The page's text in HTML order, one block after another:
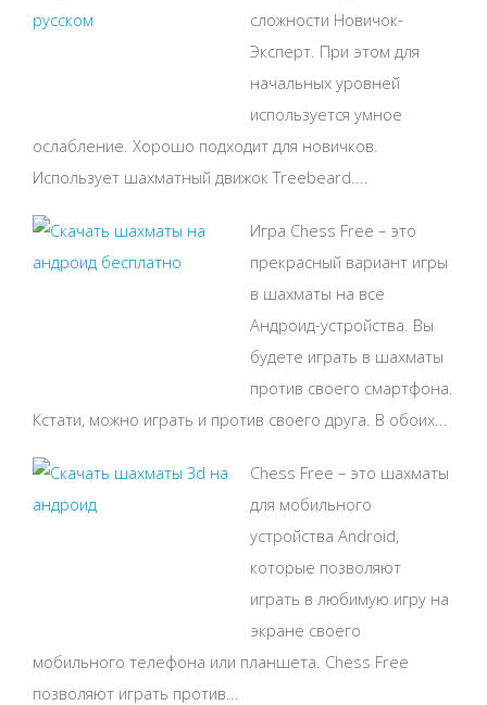
сложности Новичок-
Эксперт. При этом для
начальных уровней
используется умное
ослабление. Хорошо подходит для новичков.
Использует шахматный движок Treebeard....
Игра Chess Free – это
прекрасный вариант игры
в шахматы на все
Андроид-устройства. Вы
будете играть в шахматы
против своего смартфона.
Кстати, можно играть и против своего друга. В обоих...
Chess Free – это шахматы
для мобильного
устройства Android,
которые позволяют
играть в любимую игру на
экране своего
мобильного телефона или планшета. Chess Free
позволяют играть против...